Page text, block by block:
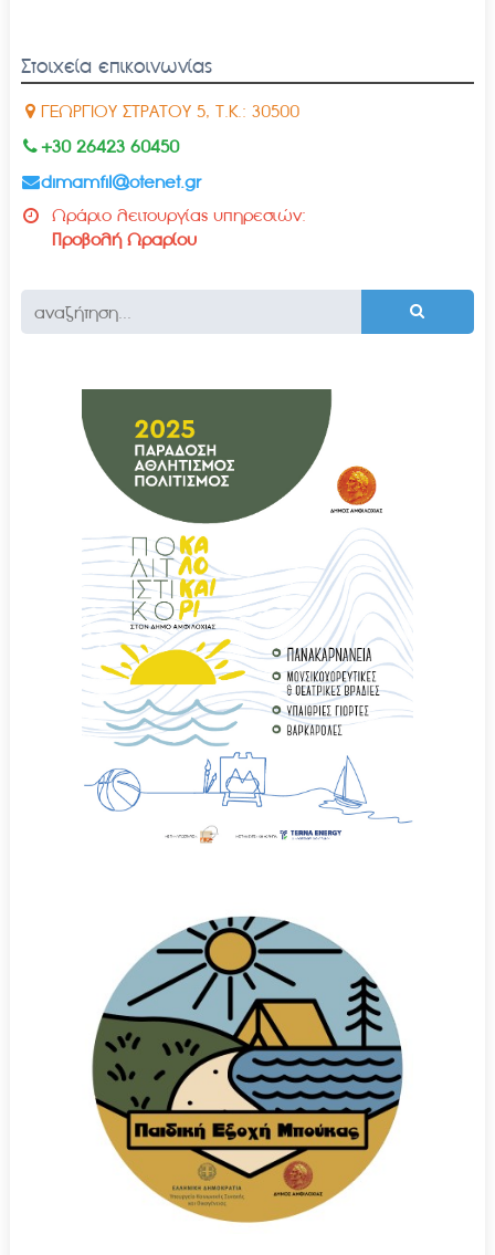
Στοιχεία επικοινωνίας
ΓΕΩΡΓΙΟΥ ΣΤΡΑΤΟΥ 5, Τ.Κ.: 30500
+30 26423 60450
dimamfil@otenet.gr
Ωράριο λειτουργίας υπηρεσιών:
Προβολή Ωραρίου